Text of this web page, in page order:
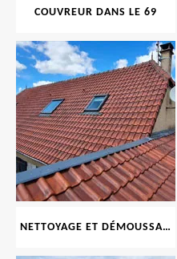
COUVREUR DANS LE 69
NETTOYAGE ET DÉMOUSSAGE DE TOITURE ET FAÇADE 69